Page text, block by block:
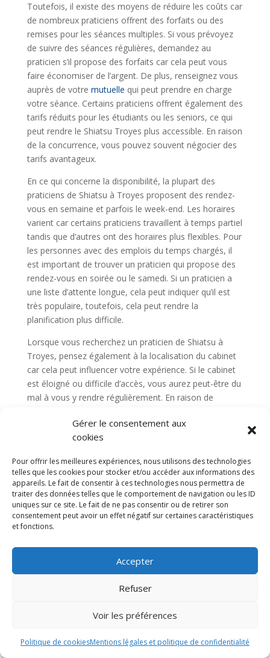
Gérer le consentement aux
cookies
Pour offrir les meilleures expériences, nous utilisons des technologies
telles que les cookies pour stocker et/ou accéder aux informations des
appareils. Le fait de consentir à ces technologies nous permettra de
traiter des données telles que le comportement de navigation ou les ID
uniques sur ce site. Le fait de ne pas consentir ou de retirer son
consentement peut avoir un effet négatif sur certaines caractéristiques
et fonctions.
Accepter
Refuser
Voir les préférences
Politique de cookiesMentions légales et politique de confidentialité
Toutefois, il existe des moyens de réduire les coûts car
de nombreux praticiens offrent des forfaits ou des
remises pour les séances multiples. Si vous prévoyez
de suivre des séances régulières, demandez au
praticien s’il propose des forfaits car cela peut vous
faire économiser de l’argent. De plus, renseignez vous
auprès de votre mutuelle qui peut prendre en charge
votre séance. Certains praticiens offrent également des
tarifs réduits pour les étudiants ou les seniors, ce qui
peut rendre le Shiatsu Troyes plus accessible. En raison
de la concurrence, vous pouvez souvent négocier des
tarifs avantageux.
En ce qui concerne la disponibilité, la plupart des
praticiens de Shiatsu à Troyes proposent des rendez-
vous en semaine et parfois le week-end. Les horaires
varient car certains praticiens travaillent à temps partiel
tandis que d’autres ont des horaires plus flexibles. Pour
les personnes avec des emplois du temps chargés, il
est important de trouver un praticien qui propose des
rendez-vous en soirée ou le samedi. Si un praticien a
une liste d’attente longue, cela peut indiquer qu’il est
très populaire, toutefois, cela peut rendre la
planification plus difficile.
Lorsque vous recherchez un praticien de Shiatsu à
Troyes, pensez également à la localisation du cabinet
car cela peut influencer votre expérience. Si le cabinet
est éloigné ou difficile d’accès, vous aurez peut-être du
mal à vous y rendre régulièrement. En raison de
dont le cabinet est facile d’accès et qui propose des
horaires compatibles avec votre emploi du temps. Si
équilibre entre tarification et disponibilité pour vos
séances de Shiatsu à Troyes.
Suivi et réévaluation